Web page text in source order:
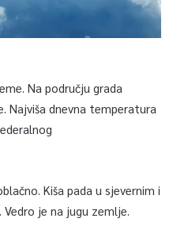
Na području grada
Najviša dnevna temperatura
Kiša pada u sjevernim i
je na jugu zemlje.